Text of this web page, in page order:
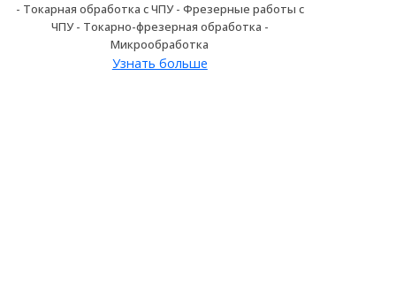
- Токарная обработка с ЧПУ - Фрезерные работы с
ЧПУ - Токарно-фрезерная обработка -
Микрообработка
Узнать больше